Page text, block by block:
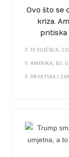
Ovo što se
kriza.
pritiska
10 SIJEČNJA,
AMERIKA, EU,
HRVATSKA I